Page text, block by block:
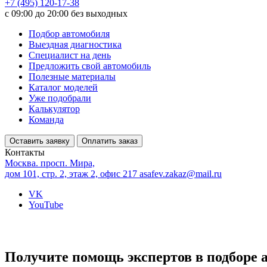
+7 (495) 120-17-38
с 09:00 до 20:00 без выходных
Подбор автомобиля
Выездная диагностика
Специалист на день
Предложить свой автомобиль
Полезные материалы
Каталог моделей
Уже подобрали
Калькулятор
Команда
Оставить заявку Оплатить заказ
Контакты
Москва. просп. Мира,
дом 101, стр. 2, этаж 2, офис 217 asafev.zakaz@mail.ru
VK
YouTube
Получите помощь экспертов в подборе